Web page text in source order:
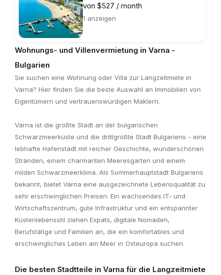
von $527 / month
1 anzeigen
Wohnungs- und Villenvermietung in Varna -
Bulgarien
Sie suchen eine Wohnung oder Villa zur Langzeitmiete in
Varna? Hier finden Sie die beste Auswahl an Immobilien von
Eigentümern und vertrauenswürdigen Maklern.
Varna ist die größte Stadt an der bulgarischen
Schwarzmeerküste und die drittgrößte Stadt Bulgariens - eine
lebhafte Hafenstadt mit reicher Geschichte, wunderschönen
Stränden, einem charmanten Meeresgarten und einem
milden Schwarzmeerklima. Als Sommerhauptstadt Bulgariens
bekannt, bietet Varna eine ausgezeichnete Lebensqualität zu
sehr erschwinglichen Preisen. Ein wachsendes IT- und
Wirtschaftszentrum, gute Infrastruktur und ein entspannter
Küstenlebensstil ziehen Expats, digitale Nomaden,
Berufstätige und Familien an, die ein komfortables und
erschwingliches Leben am Meer in Osteuropa suchen.
Die besten Stadtteile in Varna für die Langzeitmiete